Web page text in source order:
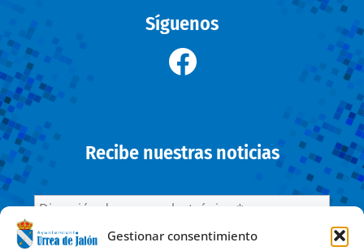
Gestionar consentimiento
Síguenos
Recibe nuestras noticias